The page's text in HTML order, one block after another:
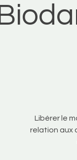
Libérer le
relation aux